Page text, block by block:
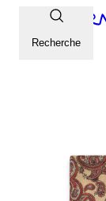
-20%
Recherche